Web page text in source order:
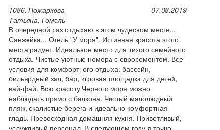
1086. Пожаркова
Татьяна, Гомель
07.08.2019
В очередной раз отдыхаю в этом чудесном месте...
Санжейка... Отель "У моря". Истинная красота этого
места радует. Идеальное место для тихого семейного
отдыха. Чистые уютные номера с евроремонтом. Все
условия для комфортного отдыха: бассейн,
бильярдный зал, бар, игровая площадка для детей,
вай-фай. Всю красоту Черного моря можно
наблюдать прямо с балкона. Чистый малолюдный
пляж, скалистые берега и идеально комфортная
гладь. Превосходная домашняя кухня. Приветливый,
услужливый персонал. В следующем году я точно